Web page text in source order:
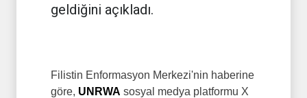
geldiğini açıkladı.
Filistin Enformasyon Merkezi'nin haberine
göre, UNRWA sosyal medya platformu X